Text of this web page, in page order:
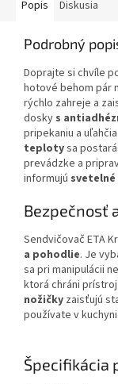
Popis Diskusia
Podrobný
Doprajte si chvíle
hotové behom pár
rýchlo zahreje a
dosky s
pripekaniu a
teplotysa
prevádzke a
informujú
Bezpečnosť
Sendvičovač ETA
a pohodlie. Je
sa pri manipulácii
ktorá chráni
nožičky zaisťujú
používate v
Špecifikácia